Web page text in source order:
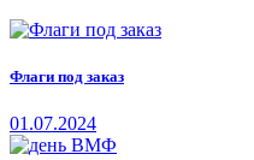
Флаги под заказ
01.07.2024